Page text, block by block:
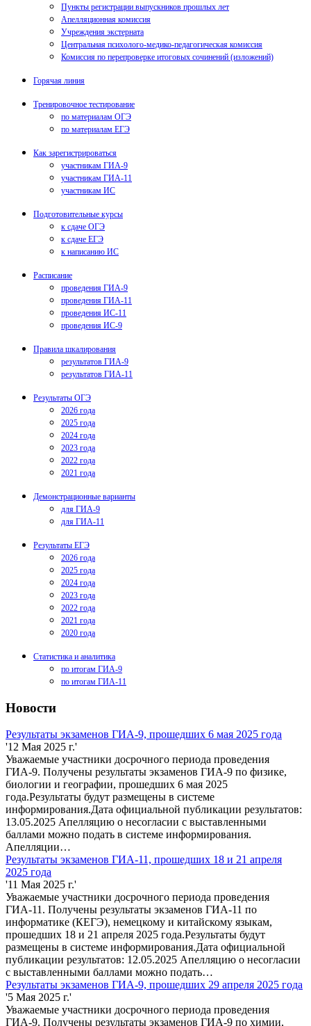
Пункты регистрации выпускников прошлых лет
Апелляционная комиссия
Учреждения экстерната
Центральная психолого-медико-педагогическая комиссия
Комиссия по перепроверке итоговых сочинений (изложений)
Горячая линия
Тренировочное тестирование
по материалам ОГЭ
по материалам ЕГЭ
Как зарегистрироваться
участникам ГИА-9
участникам ГИА-11
участникам ИС
Подготовительные курсы
к сдаче ОГЭ
к сдаче ЕГЭ
к написанию ИС
Расписание
проведения ГИА-9
проведения ГИА-11
проведения ИС-11
проведения ИС-9
Правила шкалирования
результатов ГИА-9
результатов ГИА-11
Результаты ОГЭ
2026 года
2025 года
2024 года
2023 года
2022 года
2021 года
Демонстрационные варианты
для ГИА-9
для ГИА-11
Результаты ЕГЭ
2026 года
2025 года
2024 года
2023 года
2022 года
2021 года
2020 года
Статистика и аналитика
по итогам ГИА-9
по итогам ГИА-11
Новости
Результаты экзаменов ГИА-9, прошедших 6 мая 2025 года
'12 Мая 2025 г.'
Уважаемые участники досрочного периода проведения
ГИА-9. Получены результаты экзаменов ГИА-9 по физике,
биологии и географии, прошедших 6 мая 2025
года.Результаты будут размещены в системе
информирования.Дата официальной публикации результатов:
13.05.2025 Апелляцию о несогласии с выставленными
баллами можно подать в системе информирования.
Апелляции…
Результаты экзаменов ГИА-11, прошедших 18 и 21 апреля
2025 года
'11 Мая 2025 г.'
Уважаемые участники досрочного периода проведения
ГИА-11. Получены результаты экзаменов ГИА-11 по
информатике (КЕГЭ), немецкому и китайскому языкам,
прошедших 18 и 21 апреля 2025 года.Результаты будут
размещены в системе информирования.Дата официальной
публикации результатов: 12.05.2025 Апелляцию о несогласии
с выставленными баллами можно подать…
Результаты экзаменов ГИА-9, прошедших 29 апреля 2025 года
'5 Мая 2025 г.'
Уважаемые участники досрочного периода проведения
ГИА-9. Получены результаты экзаменов ГИА-9 по химии,